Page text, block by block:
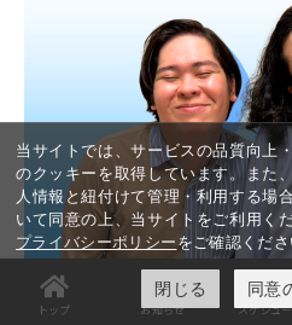
トップ お知らせ スケジュ
当サイトでは、サービスの品質向上
のクッキーを取得しています。また
人情報と紐付けて管理・利用する場
いて同意の上、当サイトをご利用く
プライバシーポリシーをご確認くださ
閉じる 同意